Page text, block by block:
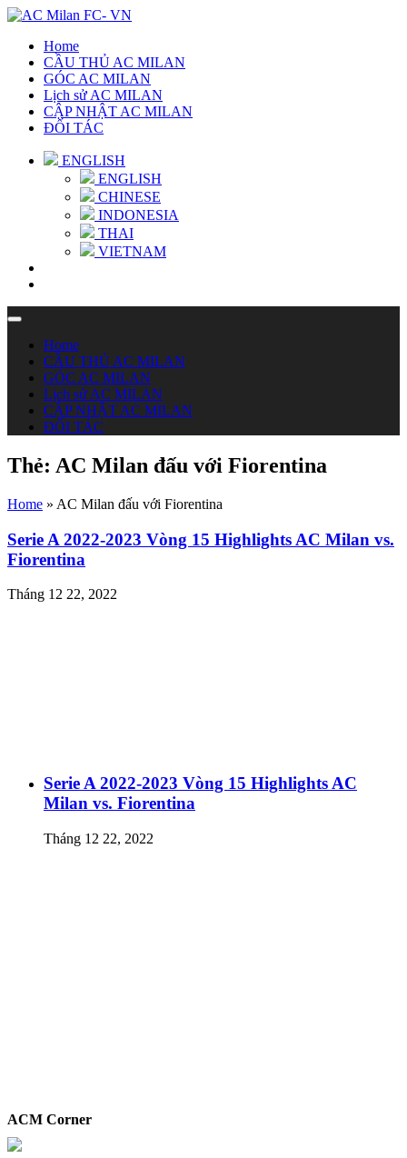
Home
CẦU THỦ AC MILAN
GÓC AC MILAN
Lịch sử AC MILAN
CẬP NHẬT AC MILAN
ĐỐI TÁC
ENGLISH
ENGLISH
CHINESE
INDONESIA
THAI
VIETNAM
Home
CẦU THỦ AC MILAN
GÓC AC MILAN
Lịch sử AC MILAN
CẬP NHẬT AC MILAN
ĐỐI TÁC
Thẻ: AC Milan đấu với Fiorentina
Home » AC Milan đấu với Fiorentina
Serie A 2022-2023 Vòng 15 Highlights AC Milan vs.
Fiorentina
Tháng 12 22, 2022
Serie A 2022-2023 Vòng 15 Highlights AC
Milan vs. Fiorentina
Tháng 12 22, 2022
ACM Corner